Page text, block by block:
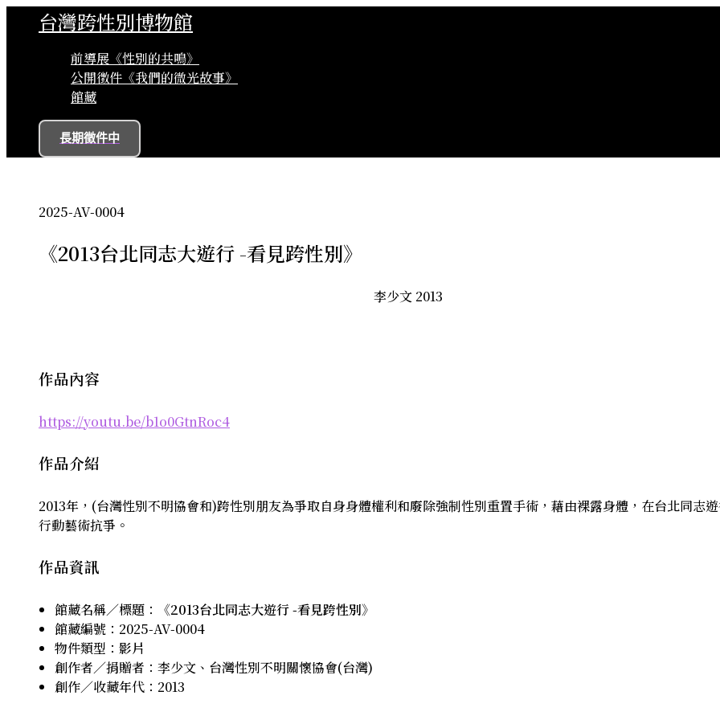
台灣跨性別博物館
前導展《性別的共鳴》
公開徵件《我們的微光故事》
館藏
長期徵件中
2025-AV-0004
《2013台北同志大遊行 -看見跨性別》
李少文 2013
作品內容
https://youtu.be/b1o0GtnRoc4
作品介紹
2013年，(台灣性別不明協會和)跨性別朋友為爭取自身身體權利和廢除強制性別重置手術，藉由裸露身體，在台北同志
行動藝術抗爭。
作品資訊
館藏名稱／標題：《2013台北同志大遊行 -看見跨性別》
館藏編號：2025-AV-0004
物件類型： 影片
創作者／捐贈者：李少文、台灣性別不明關懷協會(台灣)
創作／收藏年代：2013